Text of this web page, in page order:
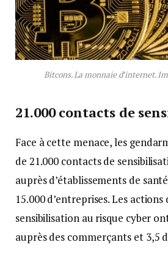
Bitcons. La monnaie d’internet.
21.000 contacts de
Face à cette menace, les
de 21.000 contacts de
auprès d’établissements de
15.000 d’entreprises. Les
sensibilisation au risque cyber
auprès des commerçants et 3,5